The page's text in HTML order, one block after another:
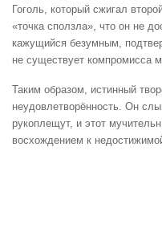
Гоголь, который сжигал
«точка сползла», что он не
кажущийся безумным,
не существует компромисса
Таким образом, истинный
неудовлетворённость. Он
рукоплещут, и этот
восхождением к